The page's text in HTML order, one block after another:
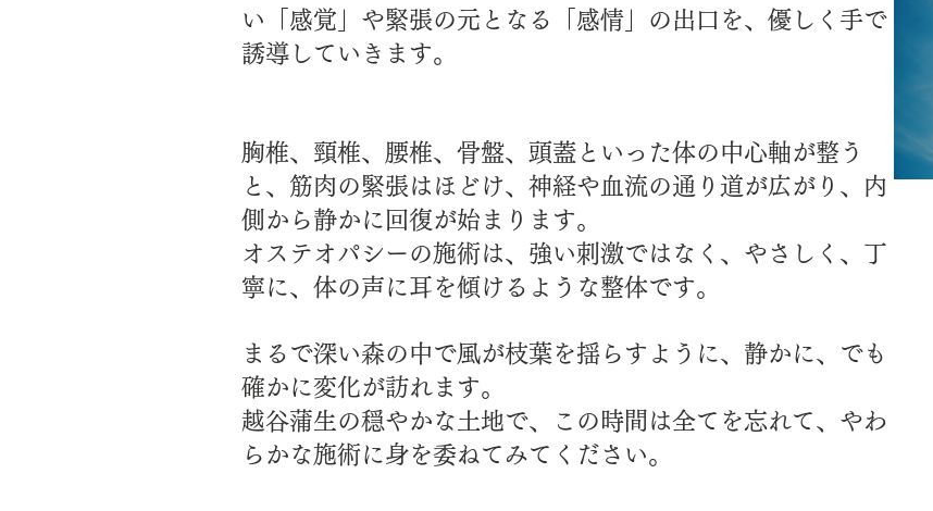
い「感覚 」や緊張の元となる「感情」の出口を、優しく手で
誘導していきます。
胸椎、頸椎、腰椎、骨盤、頭蓋といった体の中心軸が整う
と、筋肉の緊張はほどけ、神経や血流の通り道が広がり、内
側から静かに回復が始まります。
オステオパシーの施術は、強い刺激ではなく、やさしく、丁
寧に、体の声に耳を傾けるような整体です。
まるで深い森の中で風が枝葉を揺らすように、静かに、でも
確かに変化が訪れます。
越谷蒲生の穏やかな土地で、この時間は全てを忘れて、やわ
らかな施術に身を委ねてみてください。